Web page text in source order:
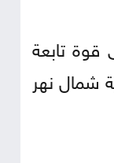
تابعة
شمال نهر